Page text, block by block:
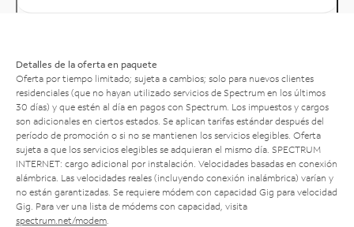
Detalles de la oferta en paquete
Oferta por tiempo limitado; sujeta a cambios; solo para nuevos clientes
residenciales (que no hayan utilizado servicios de Spectrum en los últimos
30 días) y que estén al día en pagos con Spectrum. Los impuestos y cargos
son adicionales en ciertos estados. Se aplican tarifas estándar después del
período de promoción o si no se mantienen los servicios elegibles. Oferta
sujeta a que los servicios elegibles se adquieran el mismo día. SPECTRUM
INTERNET: cargo adicional por instalación. Velocidades basadas en conexión
alámbrica. Las velocidades reales (incluyendo conexión inalámbrica) varían y
no están garantizadas. Se requiere módem con capacidad Gig para velocidad
Gig. Para ver una lista de módems con capacidad, visita
spectrum.net/modem